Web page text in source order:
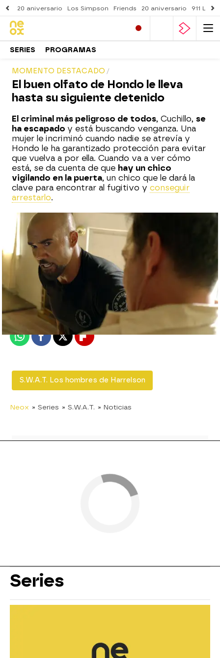
20 aniversario Los Simpson Friends 20 aniversario 911
SERIES PROGRAMAS
MOMENTO DESTACADO
El buen olfato de Hondo le lleva
hasta su siguiente detenido
El criminal más peligroso de todos, Cuchillo, se
ha escapado y está buscando venganza. Una
mujer le incriminó cuando nadie se atrevía y
Hondo le ha garantizado protección para evitar
que vuelva a por ella. Cuando va a ver cómo
está, se da cuenta de que hay un chico
vigilando en la puerta, un chico que le dará la
clave para encontrar al fugitivo y conseguir
arrestarlo.
Madrid
Publicado: 30 de noviembre de 2019, 21:04
WhatsappFacebook
X Flipboard
S.W.A.T. Los hombres de Harrelson
Neox » Series » S.W.A.T. » Noticias
Series